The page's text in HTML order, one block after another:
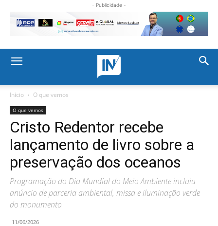
- Publicidade -
Início O que vemos
O que vemos
Cristo Redentor recebe
lançamento de livro sobre a
preservação dos oceanos
Programação do Dia Mundial do Meio Ambiente incluiu
anúncio de parceria ambiental, missa e iluminação verde
do monumento
11/06/2026